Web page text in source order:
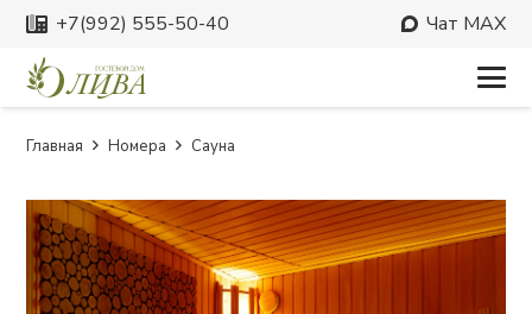
‪+7(992) 555-50-40 Чат MAX
Главная Номера Сауна